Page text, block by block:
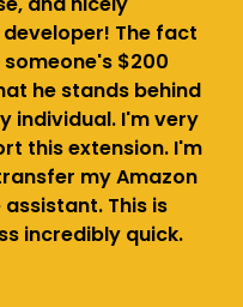
The fact
$200
he stands behind
individual. I'm very
this extension. I'm
my Amazon
This is
incredibly quick.